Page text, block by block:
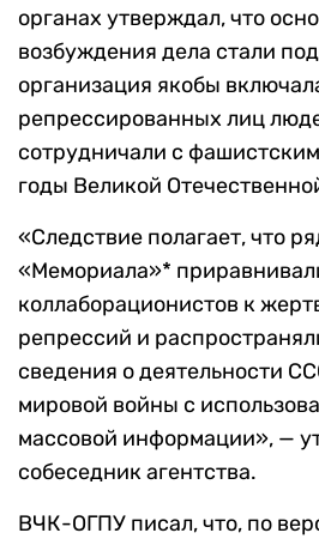
органах утверждал, что
возбуждения дела стали
организация якобы
репрессированных лиц
сотрудничали с
годы Великой
«Cледствие полагает, что
«Мемориала»*
коллаборационистов к
репрессий и
сведения о деятельности
мировой войны с
массовой информации», —
собеседник агентства.
ВЧК-ОГПУ писал, что, по